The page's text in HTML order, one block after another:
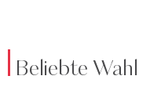
Beliebte Wahl